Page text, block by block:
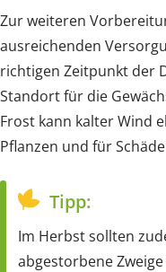
Zur weiteren
ausreichenden
richtigen Zeitpunkt der
Standort für die
Frost kann kalter Wind
Pflanzen und für
Tipp:
Im Herbst sollten
abgestorbene